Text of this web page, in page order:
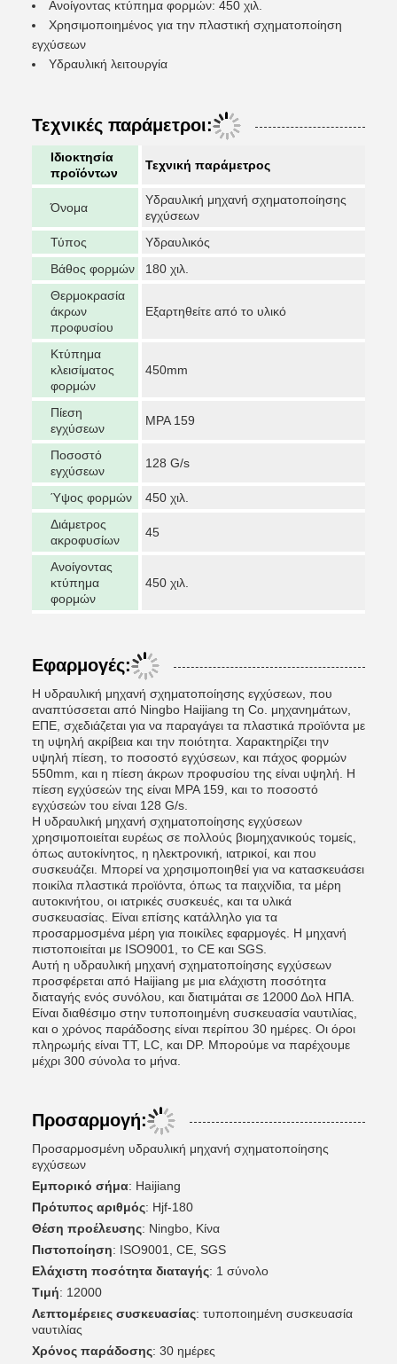
Ανοίγοντας κτύπημα φορμών: 450 χιλ.
Χρησιμοποιημένος για την πλαστική σχηματοποίηση
εγχύσεων
Υδραυλική λειτουργία
Τεχνικές παράμετροι:
Ιδιοκτησία
προϊόντων
Τεχνική παράμετρος
Όνομα
Υδραυλική μηχανή σχηματοποίησης
εγχύσεων
Τύπος
Υδραυλικός
Βάθος φορμών
180 χιλ.
Θερμοκρασία
άκρων
προφυσίου
Εξαρτηθείτε από το υλικό
Κτύπημα
κλεισίματος
φορμών
450mm
Πίεση
εγχύσεων
MPA 159
Ποσοστό
εγχύσεων
128 G/s
Ύψος φορμών
450 χιλ.
Διάμετρος
ακροφυσίων
45
Ανοίγοντας
κτύπημα
φορμών
450 χιλ.
Εφαρμογές:
Η υδραυλική μηχανή σχηματοποίησης εγχύσεων, που
αναπτύσσεται από Ningbo Haijiang τη Co. μηχανημάτων,
ΕΠΕ, σχεδιάζεται για να παραγάγει τα πλαστικά προϊόντα με
τη υψηλή ακρίβεια και την ποιότητα. Χαρακτηρίζει την
υψηλή πίεση, το ποσοστό εγχύσεων, και πάχος φορμών
550mm, και η πίεση άκρων προφυσίου της είναι υψηλή. Η
πίεση εγχύσεών της είναι MPA 159, και το ποσοστό
εγχύσεών του είναι 128 G/s.
Η υδραυλική μηχανή σχηματοποίησης εγχύσεων
χρησιμοποιείται ευρέως σε πολλούς βιομηχανικούς τομείς,
όπως αυτοκίνητος, η ηλεκτρονική, ιατρικοί, και που
συσκευάζει. Μπορεί να χρησιμοποιηθεί για να κατασκευάσει
ποικίλα πλαστικά προϊόντα, όπως τα παιχνίδια, τα μέρη
αυτοκινήτου, οι ιατρικές συσκευές, και τα υλικά
συσκευασίας. Είναι επίσης κατάλληλο για τα
προσαρμοσμένα μέρη για ποικίλες εφαρμογές. Η μηχανή
πιστοποιείται με ISO9001, το CE και SGS.
Αυτή η υδραυλική μηχανή σχηματοποίησης εγχύσεων
προσφέρεται από Haijiang με μια ελάχιστη ποσότητα
διαταγής ενός συνόλου, και διατιμάται σε 12000 Δολ ΗΠΑ.
Είναι διαθέσιμο στην τυποποιημένη συσκευασία ναυτιλίας,
και ο χρόνος παράδοσης είναι περίπου 30 ημέρες. Οι όροι
πληρωμής είναι TT, LC, και DP. Μπορούμε να παρέχουμε
μέχρι 300 σύνολα το μήνα.
Προσαρμογή:
Προσαρμοσμένη υδραυλική μηχανή σχηματοποίησης
εγχύσεων
Εμπορικό σήμα: Haijiang
Πρότυπος αριθμός: Hjf-180
Θέση προέλευσης: Ningbo, Κίνα
Πιστοποίηση: ISO9001, CE, SGS
Ελάχιστη ποσότητα διαταγής: 1 σύνολο
Τιμή: 12000
Λεπτομέρειες συσκευασίας: τυποποιημένη συσκευασία
ναυτιλίας
Χρόνος παράδοσης: 30 ημέρες